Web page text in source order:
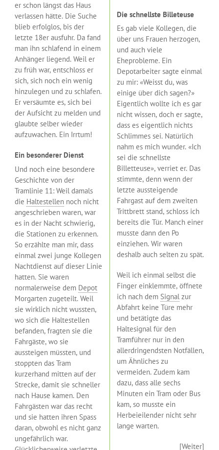
er schon längst das Haus
verlassen hätte. Die Suche
blieb erfolglos, bis der
letzte 18er ausfuhr. Da fand
man ihn schlafend in einem
Anhänger liegend. Weil er
zu früh war, entschloss er
sich, sich noch ein wenig
hinzulegen und zu schlafen.
Er versäumte es, sich bei
der Aufsicht zu melden und
glaubte selber wieder
aufzuwachen. Ein Irrtum!
Ein besonderer Dienst
Und noch eine besondere
Geschichte von der
Tramlinie 11: Weil damals
die Haltestellen noch nicht
angeschrieben waren, war
es in der Nacht schwierig,
die Stationen zu erkennen.
So erzählte man mir, dass
einmal zwei junge Kollegen
Nachtdienst auf dieser Linie
hatten. Sie waren
normalerweise dem Depot
Morgarten zugeteilt. Weil
sie wirklich nicht wussten,
wo sich die Haltestellen
befanden, fragten sie die
Fahrgäste, wo sie
aussteigen müssten, und
stoppten das Tram
kurzerhand mitten auf der
Strecke, damit sie schneller
nach Hause kamen. Den
Fahrgästen war das recht
und sie hatten ihren Spass
daran, obwohl es nicht ganz
ungefährlich war.
Die schnellste Billeteuse
Es gab viele Kollegen, die
über uns Frauen herzogen,
und auch viele
Eheprobleme. Ein
Depotarbeiter sagte einmal
zu mir: «Weisst du, was
einige über dich sagen?»
Eigentlich wollte ich es gar
nicht wissen, doch er sagte,
dass es eigentlich nichts
Schlimmes sei. Natürlich
nahm es mich wunder. «Ich
sei die schnellste
Billetteuse», verriet er. Das
stimmte, denn wenn der
letzte aussteigende
Fahrgast auf dem zweiten
Trittbrett stand, schloss ich
bereits die Tür. Manch einer
musste dann den Po
einziehen. Wir waren
deshalb auch selten zu spät.
Weil ich einmal selbst die
Finger einklemmte, öffnete
ich nach dem Signal zur
Abfahrt keine Türe mehr
und betätigte das
Haltesignal für den
Tramführer nur in den
allerdringendsten Notfällen,
um Ähnliches zu
vermeiden. Zudem kam
dazu, dass alle sechs
Minuten ein Tram oder Bus
kam, so musste ein
Herbeieilender nicht sehr
lange warten.
[Weiter]